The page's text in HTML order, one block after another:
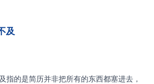
及
的是简历并非把所有的东西都塞进去，